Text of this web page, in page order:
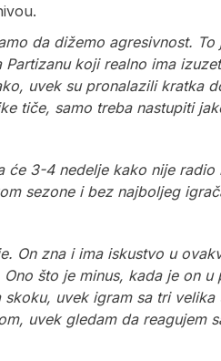
da dižemo agresivnost.
koji realno ima
uvek su pronalazili kratka
tiče, samo treba nastupiti
će 3-4 nedelje kako nije
sezone i bez najboljeg
On zna i ima iskustvo u
što je minus, kada je on
uvek igram sa tri
uvek gledam da reagujem